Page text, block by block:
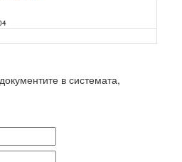
в системата,